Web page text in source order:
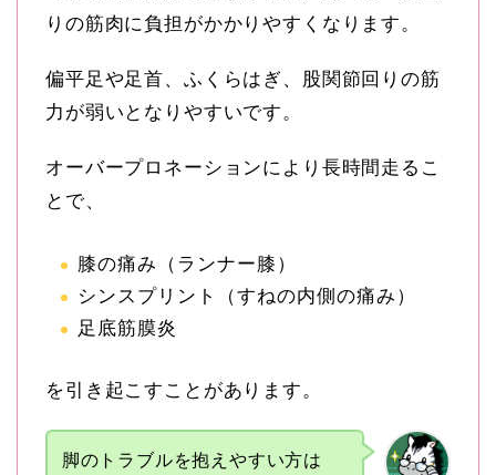
りの筋肉に負担がかかりやすくなります。
偏平足や足首、ふくらはぎ、股関節回りの筋
力が弱いとなりやすいです。
オーバープロネーションにより長時間走るこ
とで、
膝の痛み（ランナー膝）
シンスプリント（すねの内側の痛み）
足底筋膜炎
を引き起こすことがあります。
脚のトラブルを抱えやすい方は